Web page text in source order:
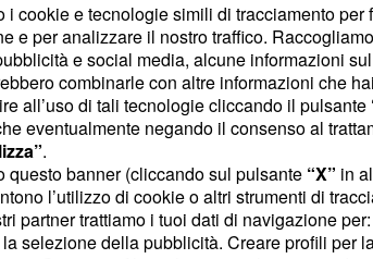
è sempre stata una delle sue
fondamentali e il suo attaccamento al
che non si arrenderà all'idea di
i cookie e tecnologie simili di tracciamento
e per analizzare il nostro traffico.
e social media, alcune informazioni
combinarle con altre informazioni che
all’uso di tali tecnologie cliccando il pulsante
eventualmente negando il consenso al
.
questo banner (cliccando sul pulsante “X” in
l’utilizzo di cookie o altri strumenti di
partner trattiamo i tuoi dati di navigazione
selezione della pubblicità. Creare profili per